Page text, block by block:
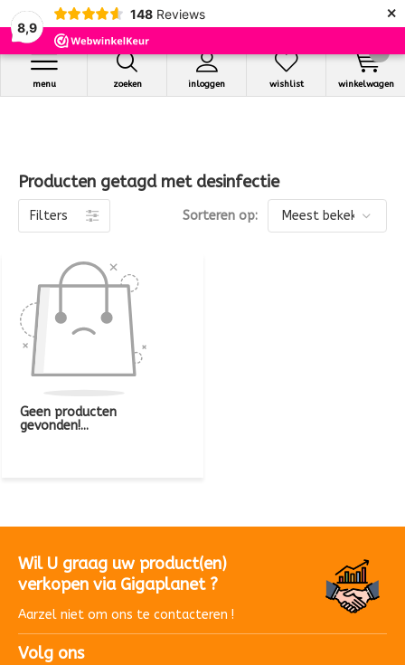
8,9
148 Reviews ×
zoeken inloggen
menu wishlist winkelwagen
Producten getagd met desinfectie
Filters Sorteren op:
Geen producten
gevonden!...
Wil U graag uw product(en)
verkopen via Gigaplanet ?
Aarzel niet om ons te contacteren !
Volg ons